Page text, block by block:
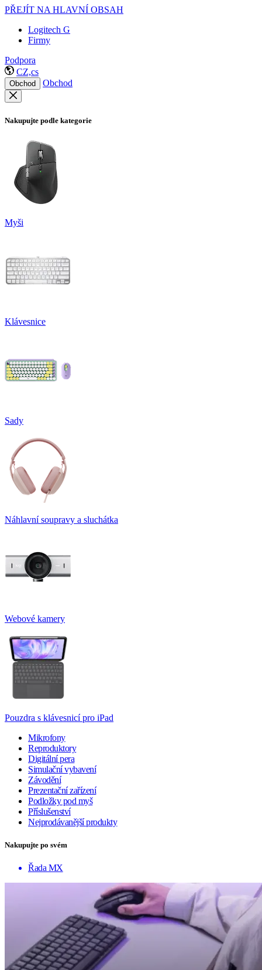
PŘEJÍT NA HLAVNÍ OBSAH
Logitech G
Firmy
Podpora
CZ,cs
Obchod Obchod
Nakupujte podle kategorie
Myši
Klávesnice
Sady
Náhlavní soupravy a sluchátka
Webové kamery
Pouzdra s klávesnicí pro iPad
Mikrofony
Reproduktory
Digitální pera
Simulační vybavení
Závodění
Prezentační zařízení
Podložky pod myš
Příslušenství
Nejprodávanější produkty
Nakupujte po svém
Řada MX